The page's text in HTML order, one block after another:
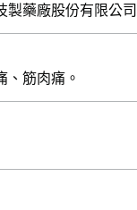
製藥廠股份有限公司
、筋肉痛。